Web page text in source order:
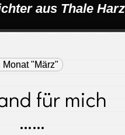
aus Thale Harz
"März"
für mich
……